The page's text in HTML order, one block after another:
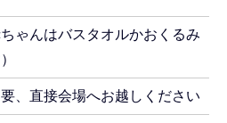
ゃんはバスタオルかおくるみ（
、直接会場へお越しください